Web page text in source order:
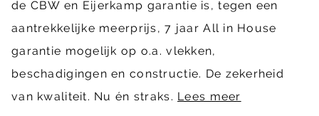
de CBW en Eijerkamp garantie is, tegen een
aantrekkelijke meerprijs, 7 jaar All in House
garantie mogelijk op o.a. vlekken,
beschadigingen en constructie. De zekerheid
van kwaliteit. Nu én straks. Lees meer